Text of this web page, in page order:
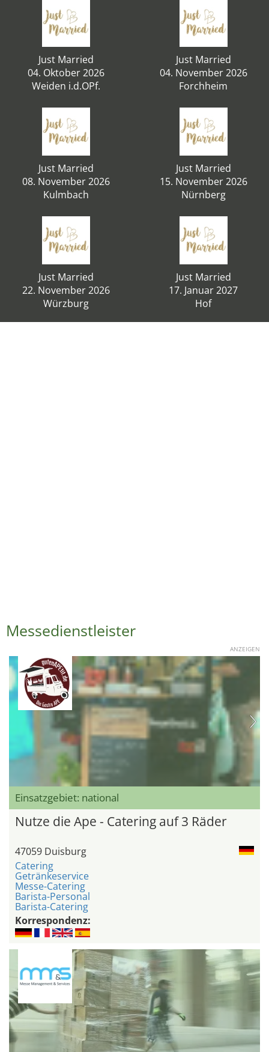
Just Married
04. Oktober 2026
Weiden i.d.OPf.
Just Married
04. November 2026
Forchheim
Just Married
08. November 2026
Kulmbach
Just Married
15. November 2026
Nürnberg
Just Married
22. November 2026
Würzburg
Just Married
17. Januar 2027
Hof
Messedienstleister
ANZEIGEN
Einsatzgebiet: national
Nutze die Ape - Catering auf 3 Räder
47059 Duisburg
Catering
Getränkeservice
Messe-Catering
Barista-Personal
Barista-Catering
Korrespondenz: